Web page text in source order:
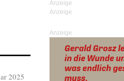
2025
Anzeige